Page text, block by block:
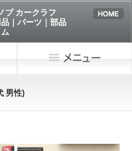
ブ カークラフ
｜パーツ｜部品
男性)